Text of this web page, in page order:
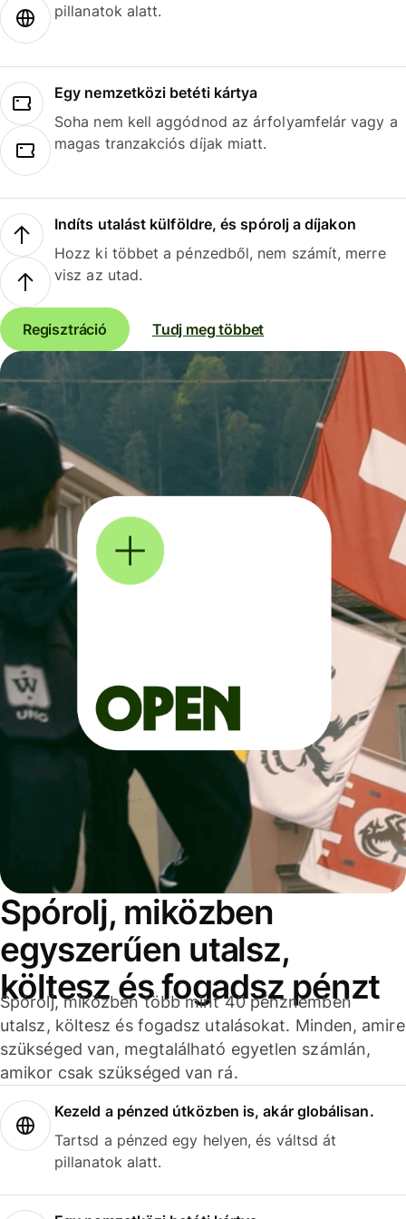
pillanatok alatt.
Egy nemzetközi betéti kártya
Soha nem kell aggódnod az árfolyamfelár vagy a
magas tranzakciós díjak miatt.
Indíts utalást külföldre, és spórolj a díjakon
Hozz ki többet a pénzedből, nem számít, merre
visz az utad.
Regisztráció Tudj meg többet
Spórolj, miközben
egyszerűen utalsz,
költesz és fogadsz pénzt
Spórolj, miközben több mint 40 pénznemben
utalsz, költesz és fogadsz utalásokat. Minden, amire
szükséged van, megtalálható egyetlen számlán,
amikor csak szükséged van rá.
Kezeld a pénzed útközben is, akár globálisan.
Tartsd a pénzed egy helyen, és váltsd át
pillanatok alatt.